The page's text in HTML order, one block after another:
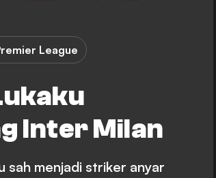
Inter Milan
League
sah menjadi striker anyar